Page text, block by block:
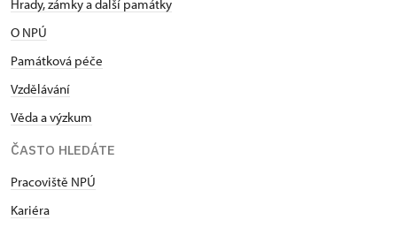
Hrady, zámky a další památky
O NPÚ
Památková péče
Vzdělávání
Věda a výzkum
ČASTO HLEDÁTE
Pracoviště NPÚ
Kariéra